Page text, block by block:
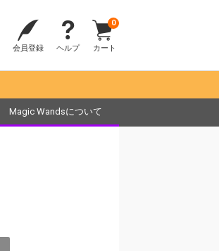
会員登録 ヘルプ カート
0
Magic Wandsについて